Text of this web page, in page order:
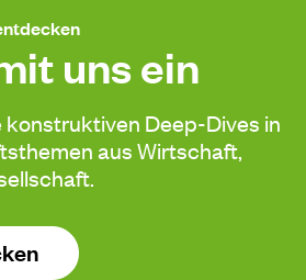
uns ein
Deep-Dives in
aus Wirtschaft,